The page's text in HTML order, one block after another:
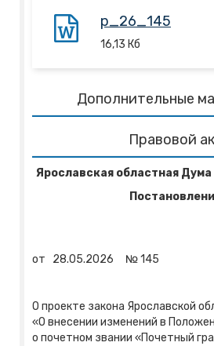
p_26_145
16,13 Кб
Дополнительные
Правовой
Ярославская областная
от 28.05.2026 №145
О проекте закона Ярославской
«О внесении изменений в
о почетном звании «Почетный